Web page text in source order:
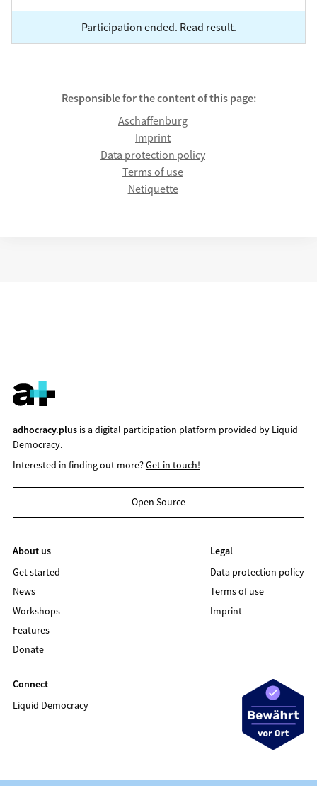
Participation ended. Read result.
Responsible for the content of this page:
Aschaffenburg
Imprint
Data protection policy
Terms of use
Netiquette
adhocracy.plusis a digital participation platform provided by Liquid
Democracy.
Interested in finding out more?Get in touch!
Open Source
About us
Get started
News
Workshops
Features
Donate
Legal
Data protection policy
Terms of use
Imprint
Connect
Liquid Democracy